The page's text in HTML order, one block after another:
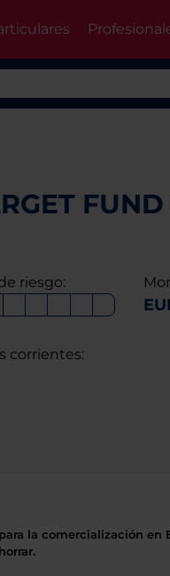
riesgo:
corrientes:
la comercialización